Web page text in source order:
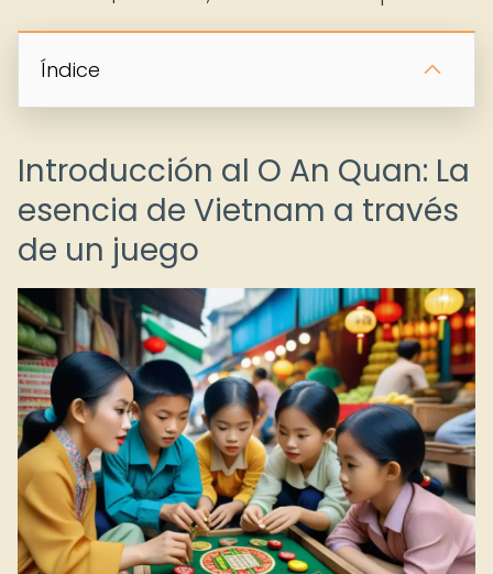
Índice
Introducción al O An Quan: La
esencia de Vietnam a través
de un juego